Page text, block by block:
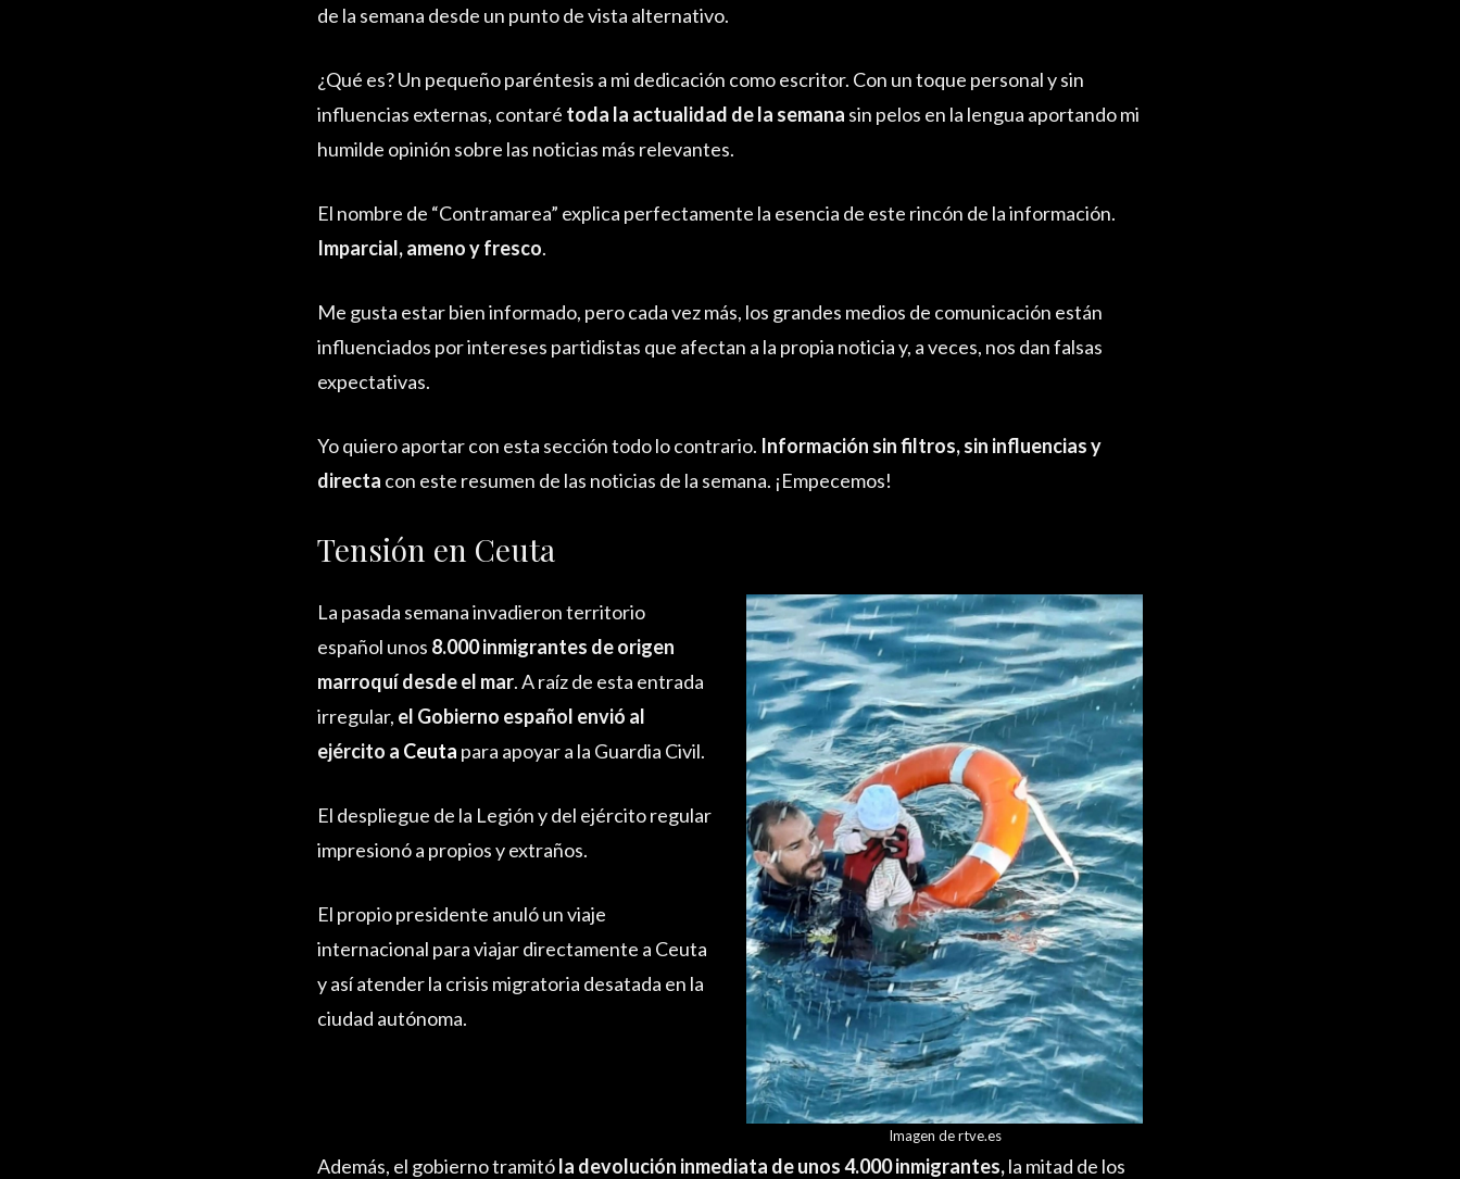
de la semana desde un punto de vista alternativo.
¿Qué es? Un pequeño paréntesis a mi dedicación como escritor. Con un toque personal y sin
influencias externas, contaré toda la actualidad de la semana sin pelos en la lengua aportando mi
humilde opinión sobre las noticias más relevantes.
El nombre de “Contramarea” explica perfectamente la esencia de este rincón de la información.
Imparcial, ameno y fresco.
Me gusta estar bien informado, pero cada vez más, los grandes medios de comunicación están
influenciados por intereses partidistas que afectan a la propia noticia y, a veces, nos dan falsas
expectativas.
Yo quiero aportar con esta sección todo lo contrario. Información sin filtros, sin influencias y
directa con este resumen de las noticias de la semana. ¡Empecemos!
Tensión en Ceuta
La pasada semana invadieron territorio
español unos 8.000 inmigrantes de origen
marroquí desde el mar. A raíz de esta entrada
irregular, el Gobierno español envió al
ejército a Ceuta para apoyar a la Guardia Civil.
El despliegue de la Legión y del ejército regular
impresionó a propios y extraños.
El propio presidente anuló un viaje
internacional para viajar directamente a Ceuta
y así atender la crisis migratoria desatada en la
ciudad autónoma.
Imagen de rtve.es
Además, el gobierno tramitóla devolución inmediata de unos 4.000 inmigrantes,la mitad de los